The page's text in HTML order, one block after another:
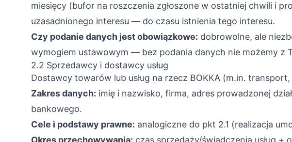
miesięcy (bufor na roszczenia zgłoszone w ostatniej chwili i
uzasadnionego interesu — do czasu istnienia tego interesu.
Czy podanie danych jest obowiązkowe: dobrowolne, ale
wymogiem ustawowym — bez podania danych nie możemy z
2.2 Sprzedawcy i dostawcy usług
Dostawcy towarów lub usług na rzecz BOKKA (m.in.
Zakres danych: imię i nazwisko, firma, adres prowadzonej
bankowego.
Cele i podstawy prawne: analogiczne do pkt 2.1 (realizacja
Okres przechowywania: czas sprzedaży/świadczenia usług